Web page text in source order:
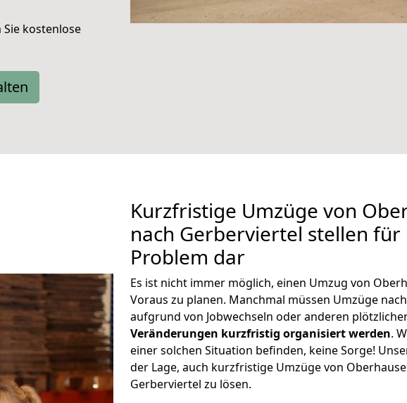
kostenlose
Kurzfristige Umzüge von
nach Gerberviertel stellen für
Problem dar
Es ist nicht immer möglich, einen Umzug von
Voraus zu planen. Manchmal müssen Umzüge
aufgrund von Jobwechseln oder anderen
Veränderungen kurzfristig organisiert werden.
einer solchen Situation befinden, keine Sorge!
der Lage, auch kurzfristige Umzüge von
Gerberviertel zu lösen.